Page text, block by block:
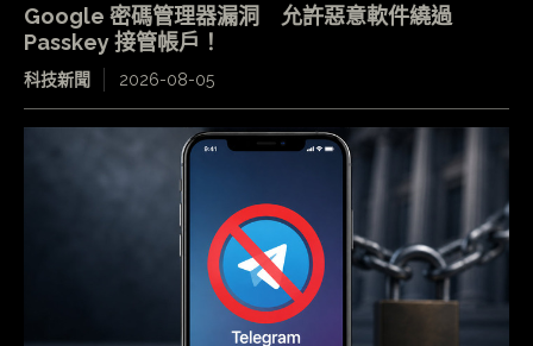
Google 密碼管理器漏洞 允許惡意軟件繞過
Passkey 接管帳戶！
科技新聞 2026-08-05